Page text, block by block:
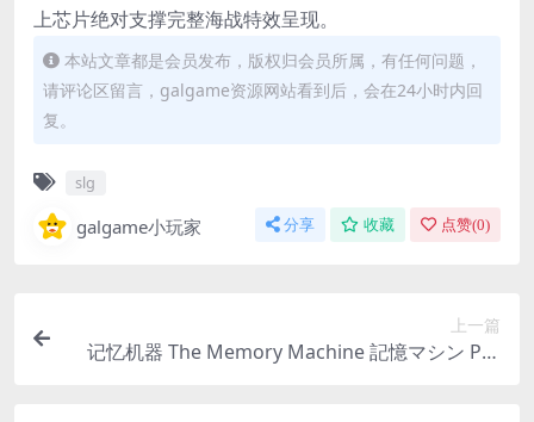
上芯片绝对支撑完整海战特效呈现。
本站文章都是会员发布，版权归会员所属，有任何问题，
请评论区留言，galgame资源网站看到后，会在24小时内回
复。
slg
galgame小玩家 分享 收藏 点赞(0)
上一篇
记忆机器 The Memory Machine 記憶マシン PC/